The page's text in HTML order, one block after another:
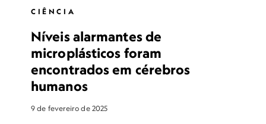
CIÊNCIA
Níveis alarmantes de
microplásticos foram
encontrados em cérebros
humanos
9 de fevereiro de 2025